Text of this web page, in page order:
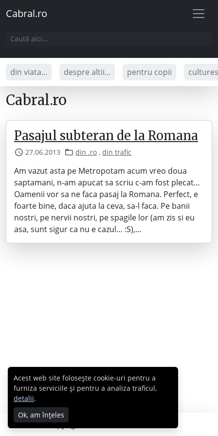
Cabral.ro
din viata... despre altii... pentru copii
Cabral.ro
Pasajul subteran de la Romana
27.06.2013 din .ro ,din trafic
Am vazut asta pe Metropotam acum vreo doua
saptamani, n-am apucat sa scriu c-am fost plecat…
Oamenii vor sa ne faca pasaj la Romana. Perfect, e
foarte bine, daca ajuta la ceva, sa-l faca. Pe banii
nostri, pe nervii nostri, pe spagile lor (am zis si eu
asa, sunt sigur ca nu e cazul… :S),…
Copyright © 2007 - 2026 Cabral.ro
Acest web site folosește cookie-uri pentru a
furniza serviciile și pentru a analiza traficul,
detalii.
Ok, am înțeles